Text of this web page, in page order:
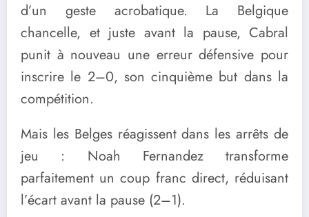
d’un geste acrobatique. La Belgique
chancelle, et juste avant la pause, Cabral
punit à nouveau une erreur défensive pour
inscrire le 2–0, son cinquième but dans la
compétition.
Mais les Belges réagissent dans les arrêts de
jeu : Noah Fernandez transforme
parfaitement un coup franc direct, réduisant
l’écart avant la pause (2–1).